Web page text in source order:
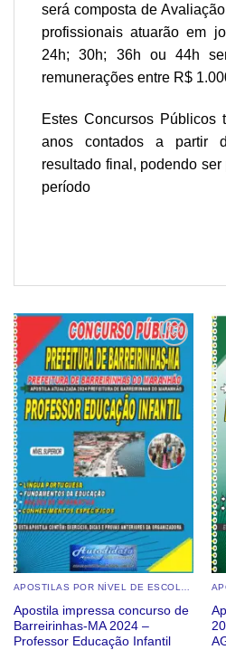
será composta de
profissionais atuarão em
24h; 30h; 36h ou 44h
remunerações entre R$
Estes Concursos Públicos
anos contados a partir
resultado final, podendo ser
período
Add to
wishlist
Apostila impressa concurso de
Barreirinhas-MA 2024 –
Professor Educação Infantil